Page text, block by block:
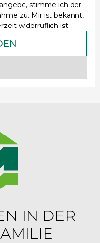
stimme ich der
zu. Mir ist bekannt,
widerruflich ist.
IN DER